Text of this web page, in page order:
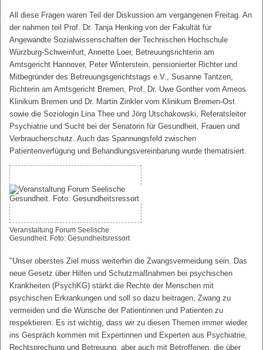
All diese Fragen waren Teil der Diskussion am vergangenen Freitag. An
der nahmen teil Prof. Dr. Tanja Henking von der Fakultät für
Angewandte Sozialwissenschaften der Technischen Hochschule
Würzburg-Schweinfurt, Annette Loer, Betreuungsrichterin am
Amtsgericht Hannover, Peter Winterstein, pensionierter Richter und
Mitbegründer des Betreuungsgerichtstags e.V., Susanne Tantzen,
Richterin am Amtsgericht Bremen, Prof. Dr. Uwe Gonther vom Ameos
Klinikum Bremen und Dr. Martin Zinkler vom Klinikum Bremen-Ost
sowie die Soziologin Lina Thee und Jörg Utschakowski, Referatsleiter
Psychiatrie und Sucht bei der Senatorin für Gesundheit, Frauen und
Verbraucherschutz. Auch das Spannungsfeld zwischen
Patientenverfügung und Behandlungsvereinbarung wurde thematisiert.
Veranstaltung Forum Seelische
Gesundheit. Foto: Gesundheitsressort
"Unser oberstes Ziel muss weiterhin die Zwangsvermeidung sein. Das
neue Gesetz über Hilfen und Schutzmaßnahmen bei psychischen
Krankheiten (PsychKG) stärkt die Rechte der Menschen mit
psychischen Erkrankungen und soll so dazu beitragen, Zwang zu
vermeiden und die Wünsche der Patientinnen und Patienten zu
respektieren. Es ist wichtig, dass wir zu diesen Themen immer wieder
ins Gespräch kommen mit Expertinnen und Experten aus Psychiatrie,
Rechtsprechung und Betreuung, aber auch mit Betroffenen, die über